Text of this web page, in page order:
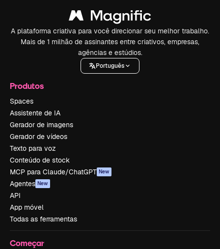
A plataforma criativa para você direcionar seu melhor trabalho.
Mais de 1 milhão de assinantes entre criativos, empresas,
agências e estúdios.
Português
Produtos
Spaces
Assistente de IA
Gerador de imagens
Gerador de vídeos
Texto para voz
Conteúdo de stock
MCP para Claude/ChatGPT New
Agentes New
API
App móvel
Todas as ferramentas
Começar